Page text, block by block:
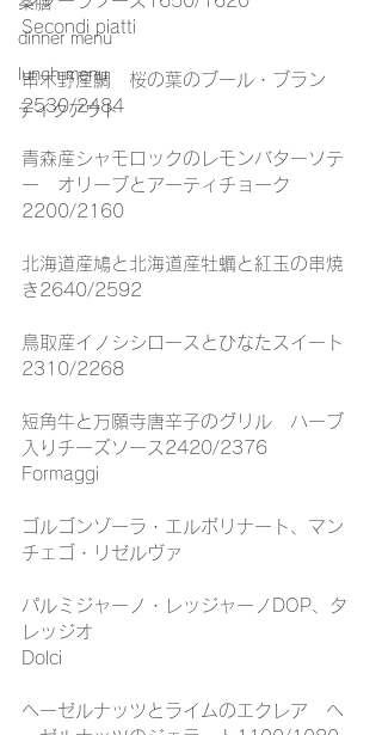
dinner menu
lunch menu
テイクアウト
Secondi piatti
串木野産鯛　桜の葉のブール・ブラン
2530/2484
青森産シャモロックのレモンバターソテ
ー　オリーブとアーティチョーク
2200/2160
北海道産鳩と北海道産牡蠣と紅玉の串焼
き2640/2592
鳥取産イノシシロースとひなたスイート
2310/2268
短角牛と万願寺唐辛子のグリル　ハーブ
入りチーズソース2420/2376
Formaggi
ゴルゴンゾーラ・エルボリナート、マン
チェゴ・リゼルヴァ
パルミジャーノ・レッジャーノDOP、タ
レッジオ
Dolci
ヘーゼルナッツとライムのエクレア　ヘ